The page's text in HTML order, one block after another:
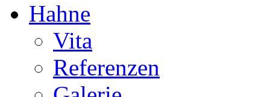
Hahne
Vita
Referenzen